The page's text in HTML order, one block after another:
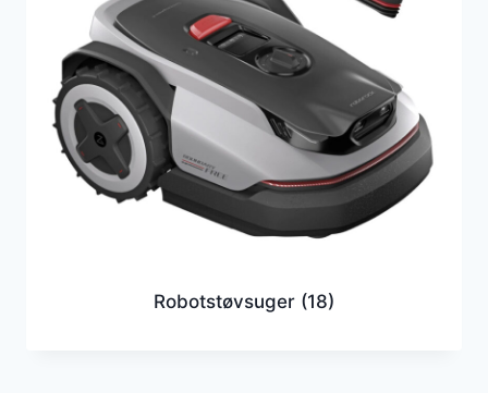
Robotstøvsuger (18)